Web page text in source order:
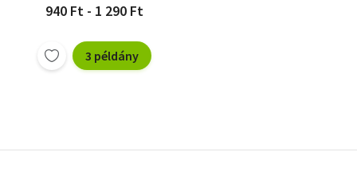
940 Ft - 1 290 Ft
3 példány